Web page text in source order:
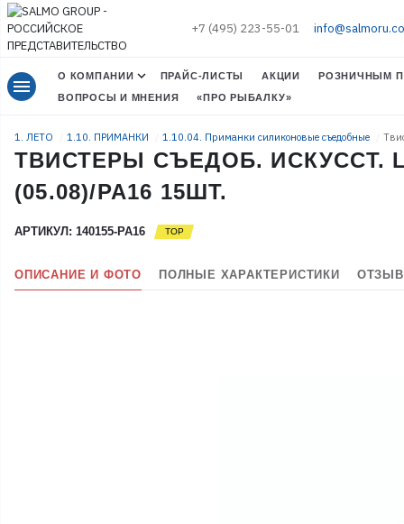
+7 (495) 223-55-01
menu О КОМПАНИИ ПРАЙС-ЛИСТЫ АКЦИИ
РОЗНИЧНЫМ
ВОПРОСЫ И МНЕНИЯ
«ПРО РЫБАЛКУ»
1. ЛЕТО 1.10. ПРИМАНКИ 1.10.04. Приманки силиконовые съедобные
ТВИСТЕРЫ СЪЕДОБ. ИСКУССТ. LJ
(05.08)/PA16 15ШТ.
АРТИКУЛ: 140155-PA16
ОПИСАНИЕ И ФОТО ПОЛНЫЕ ХАРАКТЕРИСТИКИ